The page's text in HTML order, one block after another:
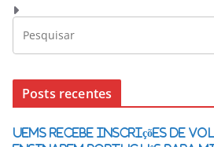
Posts recentes
UEMS recebe inscrições de